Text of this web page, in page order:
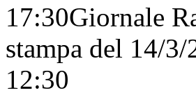
17:30Giornale
stampa del 14/
12:30